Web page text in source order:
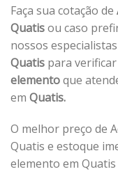
Faça sua cotação de
Quatisou caso
nossos
Quatis para
elementoque
em Quatis.
O melhor preço de
Quatis e estoque
elemento em Quatis